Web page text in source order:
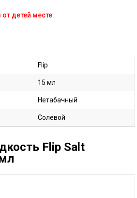
детей месте.
Flip
15 мл
Нетабачный
Солевой
Flip Salt